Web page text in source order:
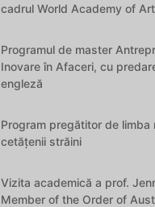
cadrul World Academy of
Programul de master
Inovare în Afaceri, cu
engleză
Program pregătitor de limba
cetățenii străini
Vizita academică a prof.
Member of the Order of